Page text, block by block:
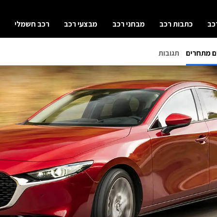
כתבות רכב מבחני רכב מבצעי רכב רכב חשמלי
מתחרים תגובות